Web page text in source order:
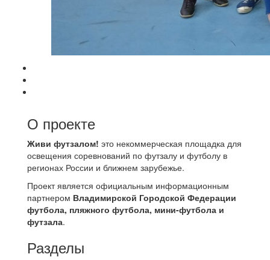
О проекте
Живи футзалом! это некоммерческая площадка для
освещения соревнований по футзалу и футболу в
регионах России и ближнем зарубежье.
Проект является официальным информационным
партнером Владимирской Городской Федерации
футбола, пляжного футбола, мини-футбола и
футзала.
Разделы